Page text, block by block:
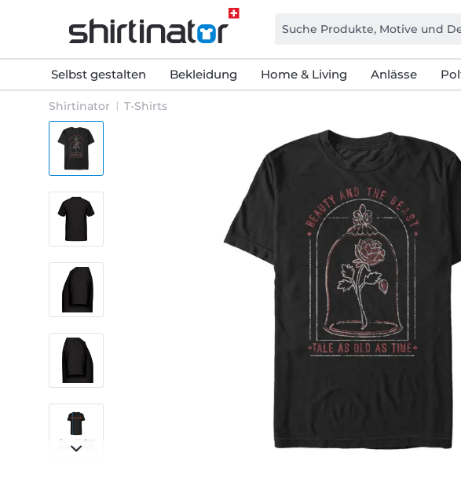
Selbst gestalten Bekleidung Home & Living Anlässe
Shirtinator T-Shirts